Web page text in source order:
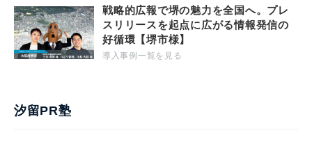
戦略的広報で堺の魅力を全国へ。プレ
スリリースを起点に広がる情報発信の
好循環【堺市様】
導入事例一覧を見る
汐留PR塾